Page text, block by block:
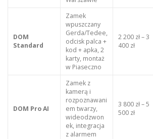
DOM
Standard
Zamek
wpuszczany
Gerda/Tedee,
odcisk palca +
kod + apka, 2
karty, montaż
w Piaseczno
2 200 zł – 3
400 zł
DOM Pro AI
Zamek z
kamerą i
rozpoznawani
em twarzy,
wideodzwon
ek, integracja
z alarmem
3 800 zł – 5
500 zł